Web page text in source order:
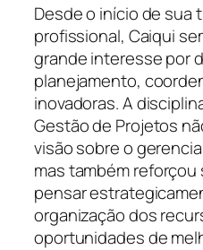
Desde o início de sua
profissional, Caiqui
grande interesse por
planejamento,
inovadoras. A
Gestão de Projetos
visão sobre o
mas também
pensar
organização dos
oportunidades de